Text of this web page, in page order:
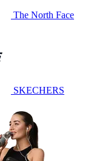
The North Face
SKECHERS